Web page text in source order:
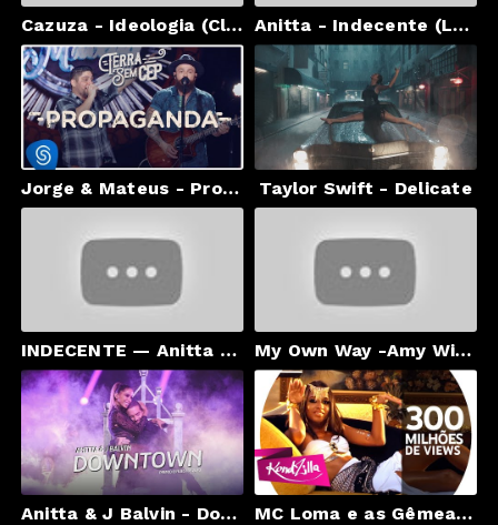
Cazuza - Ideologia (Clip original) Anitta - Indecente (Legendado/Tradução PT-BR) Clipe Oficial
Jorge & Mateus - Propaganda [Terra Sem CEP] (Vídeo Oficial) Taylor Swift - Delicate
INDECENTE — Anitta fala sobre nova música e clip My Own Way -Amy Winehouse (song demo)
Anitta & J Balvin - Downtown | Premio Lo Nuestro 2018 MC Loma e as Gêmeas Lacração - Envolvimento (KondZilla)